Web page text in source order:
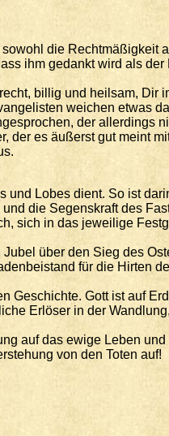
die
ihm gedankt wird als der
billig und heilsam, Dir
weichen etwas
der allerdings
der es äußerst gut meint
Lobes dient. So ist
die Segenskraft des
sich in das jeweilige
über den Sieg des
für die Hirten
Geschichte. Gott ist auf
Erlöser in der
auf das ewige Leben
von den Toten auf!